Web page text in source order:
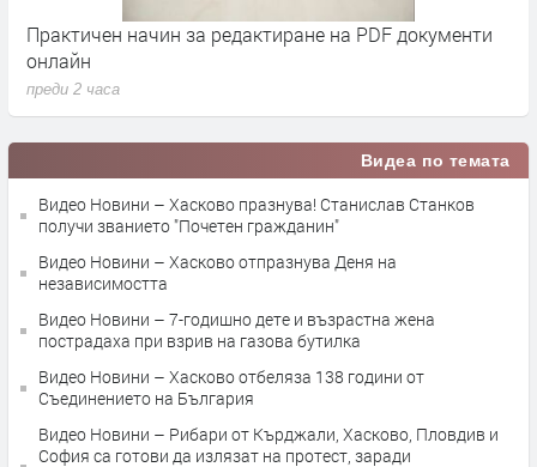
на PDF документи
Димитър Демиров от
Видеа по темата
Видео Новини – Хасково празнува! Станислав Станков
получи званието "Почетен гражданин"
Видео Новини – Хасково отпразнува Деня на
независимостта
Видео Новини – 7-годишно дете и възрастна жена
пострадаха при взрив на газова бутилка
Видео Новини – Хасково отбеляза 138 години от
Съединението на България
Видео Новини – Рибари от Кърджали, Хасково, Пловдив и
София са готови да излязат на протест, заради